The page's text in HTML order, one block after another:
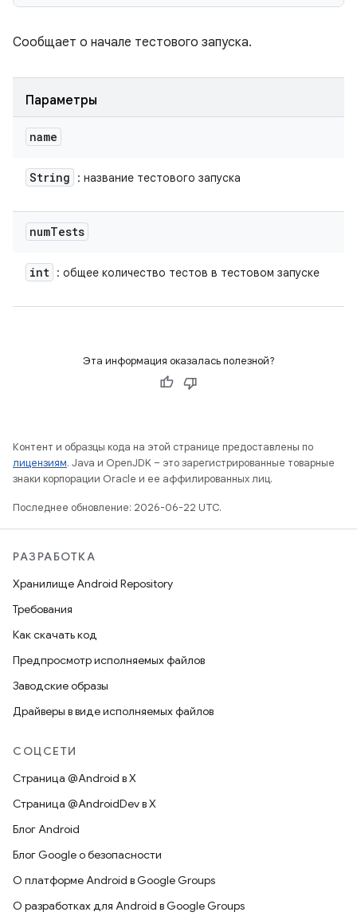
Сообщает о начале тестового запуска.
Параметры
name
String : название тестового запуска
numTests
int : общее количество тестов в тестовом запуске
Эта информация оказалась полезной?
Контент и образцы кода на этой странице предоставлены по
лицензиям. Java и OpenJDK – это зарегистрированные товарные
знаки корпорации Oracle и ее аффилированных лиц.
Последнее обновление: 2026-06-22 UTC.
РАЗРАБОТКА
Хранилище Android Repository
Требования
Как скачать код
Предпросмотр исполняемых файлов
Заводские образы
Драйверы в виде исполняемых файлов
СОЦСЕТИ
Страница @Android в X
Страница @AndroidDev в X
Блог Android
Блог Google о безопасности
О платформе Android в Google Groups
О разработках для Android в Google Groups